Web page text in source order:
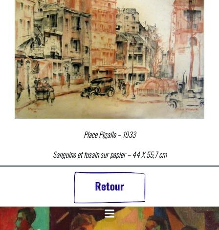
Place Pigalle – 1933
Sanguine et fusain sur papier – 44 X 55,7 cm